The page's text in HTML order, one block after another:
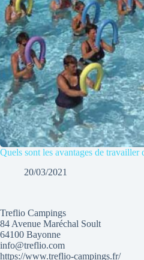
Quels sont les avantages de travailler
20/03/2021
Treflio Campings
84 Avenue Maréchal Soult
64100 Bayonne
info@treflio.com
https://www.treflio-campings.fr/